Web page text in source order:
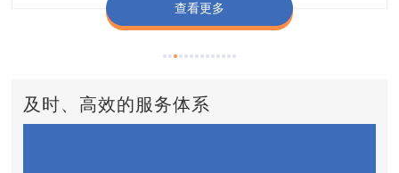
查看更多
查看更多
查看更多
查看更多
查看更多
及时、高效的服务体系